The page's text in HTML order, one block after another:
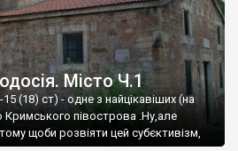
Місто Ч.1
(18) ст) - одне з найцікавіших (на
півострова .Ну,але
щоби розвіяти цей субєктивізм,